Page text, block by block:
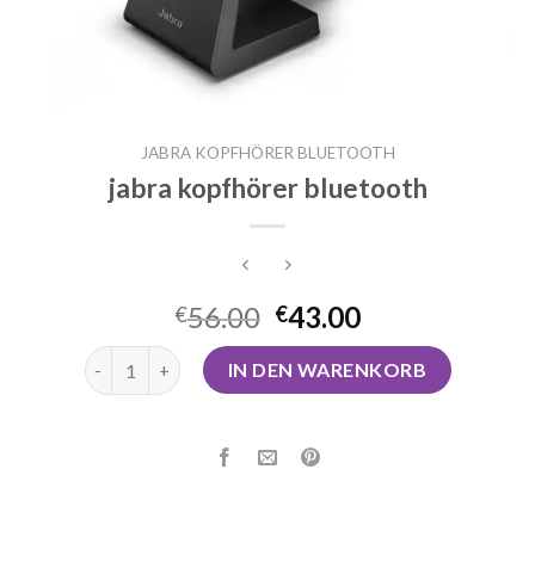
JABRA KOPFHÖRER BLUETOOTH
jabra kopfhörer bluetooth
€56.00 €43.00
jabra kopfhörer bluetooth Menge
IN DEN WARENKORB